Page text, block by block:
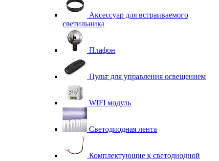
Аксессуар для встраиваемого
светильника
Плафон
Пульт для управления освещением
WIFI модуль
Светодиодная лента
Комплектующие к светодиодной